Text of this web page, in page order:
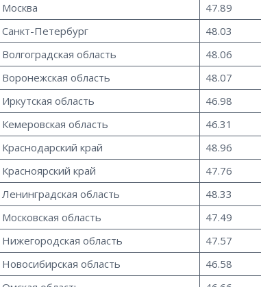
Москва
47.89
Санкт-Петербург
48.03
Волгоградская область
48.06
Воронежская область
48.07
Иркутская область
46.98
Кемеровская область
46.31
Краснодарский край
48.96
Красноярский край
47.76
Ленинградская область
48.33
Московская область
47.49
Нижегородская область
47.57
Новосибирская область
46.58